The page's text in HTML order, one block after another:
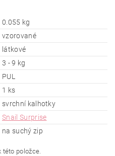
0.055 kg
vzorované
látkové
3 - 9 kg
PUL
1 ks
svrchní kalhotky
Snail Surprise
na suchý zip
této položce.